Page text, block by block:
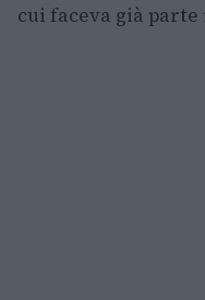
cui faceva già